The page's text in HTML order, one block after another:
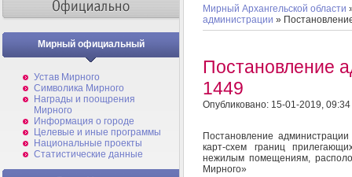
Мирный официальный
Устав Мирного
Символика Мирного
Награды и поощрения
Мирного
Информация о городе
Целевые и иные программы
Национальные проекты
Статистические данные
Мирный Архангельской области
администрации »
Постановление
1449
Опубликовано: 15-01-2019, 09:34
Постановление
карт-схем границ
нежилым помещениям,
Мирного»